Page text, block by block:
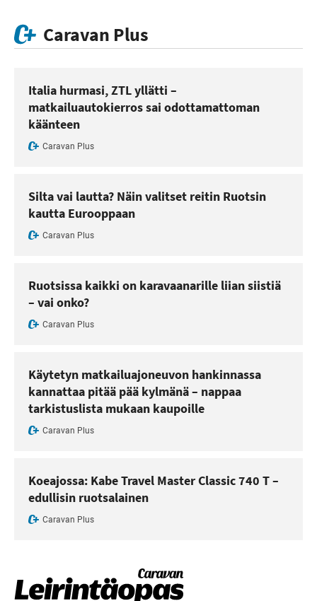
Caravan Plus
Italia hurmasi, ZTL yllätti –
matkailuautokierros sai odottamattoman
käänteen
Caravan Plus
Silta vai lautta? Näin valitset reitin Ruotsin
kautta Eurooppaan
Caravan Plus
Ruotsissa kaikki on karavaanarille liian siistiä
– vai onko?
Caravan Plus
Käytetyn matkailuajoneuvon hankinnassa
kannattaa pitää pää kylmänä – nappaa
tarkistuslista mukaan kaupoille
Caravan Plus
Koeajossa: Kabe Travel Master Classic 740 T –
edullisin ruotsalainen
Caravan Plus